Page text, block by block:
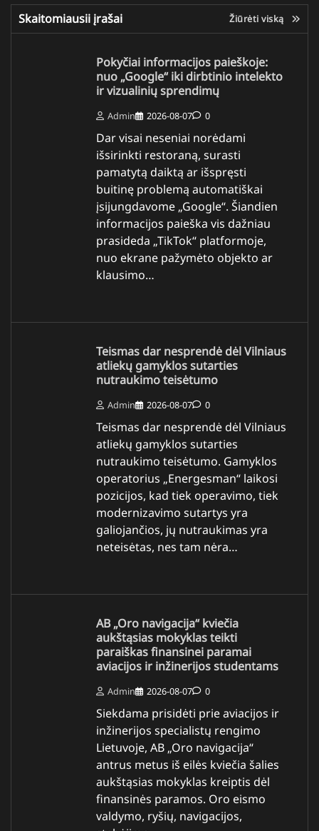
Skaitomiausii įrašai Žiūrėti viską
Pokyčiai informacijos paieškoje:
nuo „Google“ iki dirbtinio intelekto
ir vizualinių sprendimų
Admin 2026-08-07 0
Dar visai neseniai norėdami
išsirinkti restoraną, surasti
pamatytą daiktą ar išspręsti
buitinę problemą automatiškai
įsijungdavome „Google“. Šiandien
informacijos paieška vis dažniau
prasideda „TikTok“ platformoje,
nuo ekrane pažymėto objekto ar
klausimo…
Teismas dar nesprendė dėl Vilniaus
atliekų gamyklos sutarties
nutraukimo teisėtumo
Admin 2026-08-07 0
Teismas dar nesprendė dėl Vilniaus
atliekų gamyklos sutarties
nutraukimo teisėtumo. Gamyklos
operatorius „Energesman“ laikosi
pozicijos, kad tiek operavimo, tiek
modernizavimo sutartys yra
galiojančios, jų nutraukimas yra
neteisėtas, nes tam nėra…
AB „Oro navigacija“ kviečia
aukštąsias mokyklas teikti
paraiškas finansinei paramai
aviacijos ir inžinerijos studentams
Admin 2026-08-07 0
Siekdama prisidėti prie aviacijos ir
inžinerijos specialistų rengimo
Lietuvoje, AB „Oro navigacija“
antrus metus iš eilės kviečia šalies
aukštąsias mokyklas kreiptis dėl
finansinės paramos. Oro eismo
valdymo, ryšių, navigacijos,